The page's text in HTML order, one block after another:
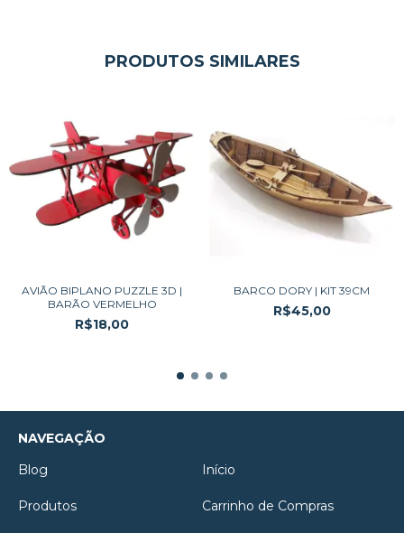
PRODUTOS SIMILARES
AVIÃO BIPLANO PUZZLE 3D |
BARÃO VERMELHO
R$18,00
BARCO DORY | KIT 39CM
R$45,00
NAVEGAÇÃO
Blog
Início
Produtos Carrinho de Compras